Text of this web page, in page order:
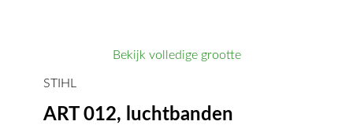
Bekijk volledige grootte
STIHL
ART 012, luchtbanden